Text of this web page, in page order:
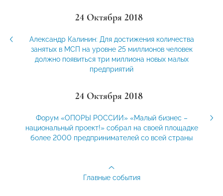
24 Октября 2018
Александр Калинин: Для достижения количества
занятых в МСП на уровне 25 миллионов человек
должно появиться три миллиона новых малых
предприятий
24 Октября 2018
Форум «ОПОРЫ РОССИИ» «Малый бизнес –
национальный проект!» собрал на своей площадке
более 2000 предпринимателей со всей страны
Главные события